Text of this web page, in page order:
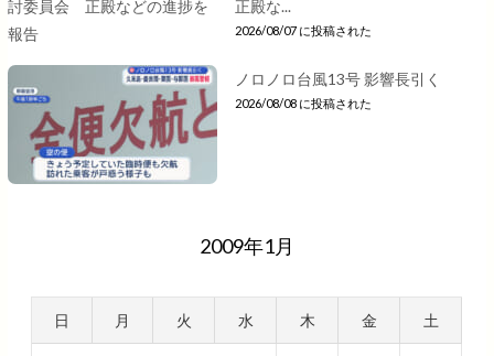
正殿な...
2026/08/07 に投稿された
ノロノロ台風13号 影響長引く
2026/08/08 に投稿された
2009年1月
日 月 火 水 木 金 土